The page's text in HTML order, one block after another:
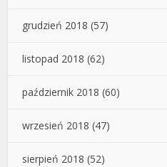
grudzień 2018 (57)
listopad 2018 (62)
październik 2018 (60)
wrzesień 2018 (47)
sierpień 2018 (52)